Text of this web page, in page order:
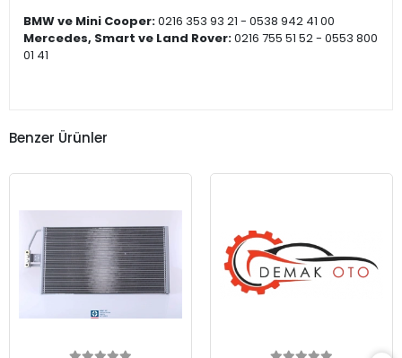
BMW ve Mini Cooper:0216 353 93 21 - 0538 942 41 00
Mercedes, Smart ve Land Rover:0216 755 51 52 - 0553 800
01 41
Benzer Ürünler